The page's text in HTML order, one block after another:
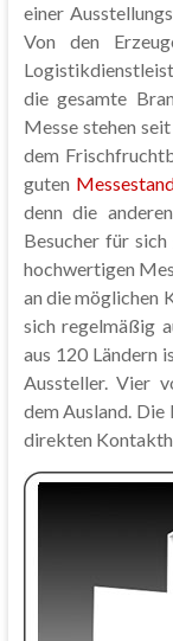
einer
Von den
die gesamte
Messe stehen
dem
guten
denn die
Besucher für
hochwertigen
an die möglichen
sich regelmäßig
aus 120 Ländern
Aussteller. Vier
dem Ausland.
direkten